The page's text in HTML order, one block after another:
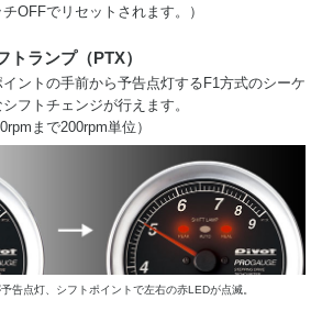
OFFでリセットされます。）
トランプ（PTX）
ントの手前から予告点灯するF1方式のシーケ
フトチェンジが行えます。
まで200rpm単位）
告点灯、シフトポイントで左右の赤LEDが点滅。